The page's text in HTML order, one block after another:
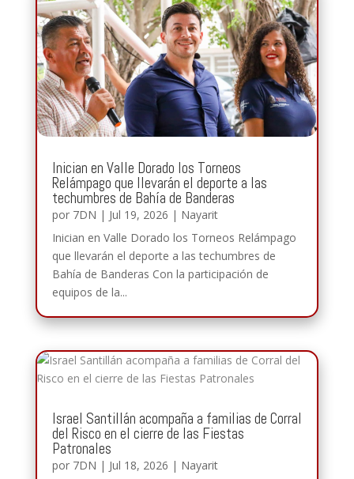
Inician en Valle Dorado los Torneos
Relámpago que llevarán el deporte a las
techumbres de Bahía de Banderas
por 7DN | Jul 19, 2026 | Nayarit
Inician en Valle Dorado los Torneos Relámpago
que llevarán el deporte a las techumbres de
Bahía de Banderas Con la participación de
equipos de la...
Israel Santillán acompaña a familias de Corral
del Risco en el cierre de las Fiestas
Patronales
por 7DN | Jul 18, 2026 | Nayarit